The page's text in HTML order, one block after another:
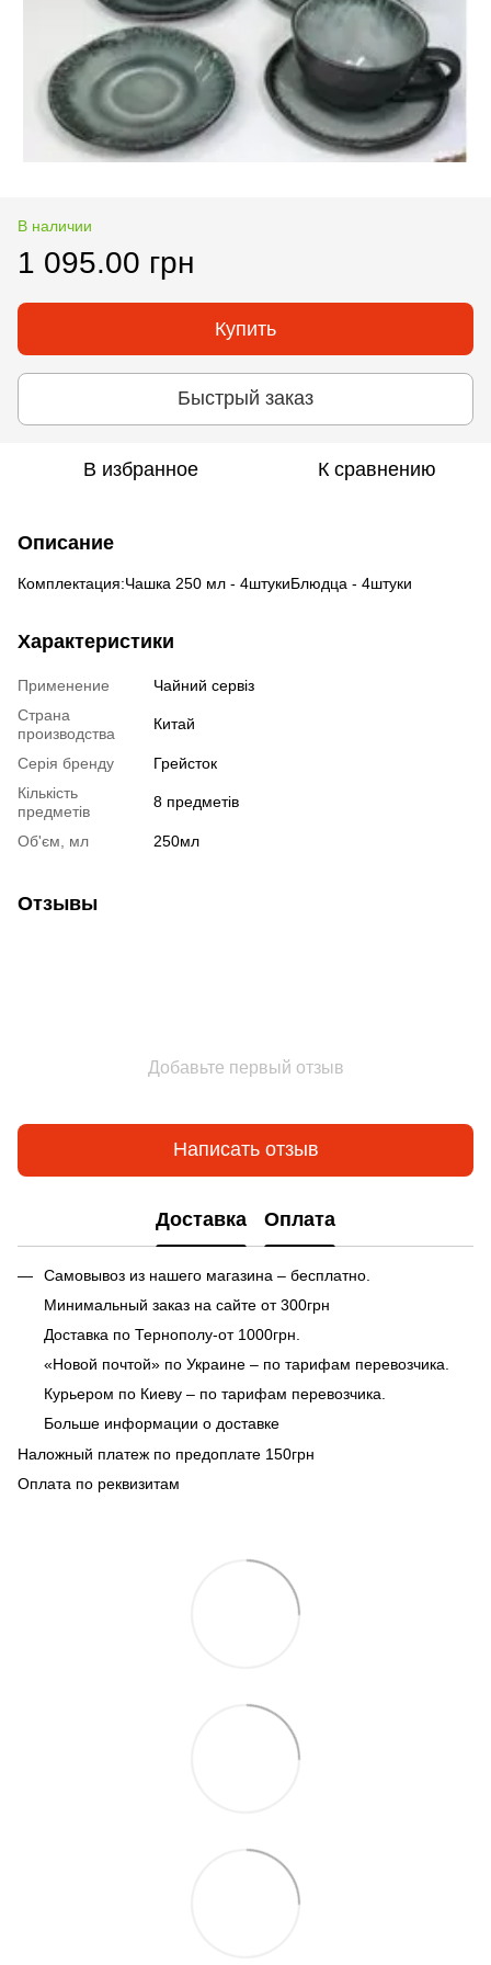
В наличии
1 095.00 грн
Купить
Быстрый заказ
В избранное К сравнению
Описание
Комплектация:Чашка 250 мл - 4штукиБлюдца - 4штуки
Характеристики
Применение
Чайний сервіз
Страна
производства
Китай
Серія бренду
Грейсток
Кількість
предметів
8 предметів
Об'єм, мл 250мл
Отзывы
Добавьте первый отзыв
Написать отзыв
Доставка Оплата
Самовывоз из нашего магазина – бесплатно.
Минимальный заказ на сайте от 300грн
Доставка по Тернополу-от 1000грн.
«Новой почтой» по Украине – по тарифам перевозчика.
Курьером по Киеву – по тарифам перевозчика.
Больше информации о доставке
Наложный платеж по предоплате 150грн
Оплата по реквизитам